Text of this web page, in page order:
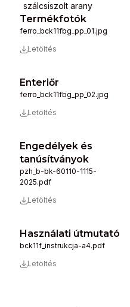
szálcsiszolt arany
Termékfotók
ferro_bck11fbg_pp_01.jpg
Letöltés
Enteriőr
ferro_bck11fbg_pp_02.jpg
Letöltés
Engedélyek és
tanúsítványok
pzh_b-bk-60110-1115-
2025.pdf
Letöltés
Használati útmutató
bck11f_instrukcja-a4.pdf
Letöltés